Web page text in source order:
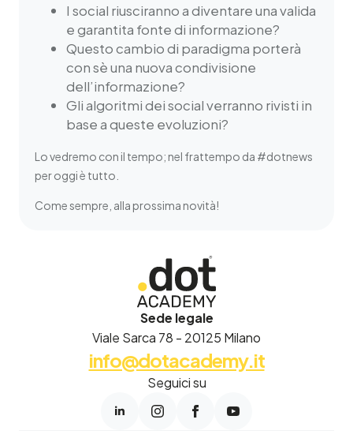
I social riusciranno a diventare una valida
e garantita fonte di informazione?
Questo cambio di paradigma porterà
con sè una nuova condivisione
dell’informazione?
Gli algoritmi dei social verranno rivisti in
base a queste evoluzioni?
Lo vedremo con il tempo; nel frattempo da #dotnews
per oggi è tutto.
Come sempre, alla prossima novità!
Sede legale
Viale Sarca 78 - 20125 Milano
info@dotacademy.it
Seguici su